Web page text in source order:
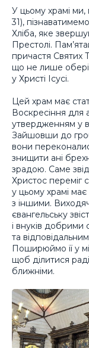
У цьому храмі ми,
31),
Хліба, яке
Престолі.
причастя Святих
що не лише
у Христі Ісусі.
Цей храм має
Воскресіння для
утвердженням у
Зайшовши до
вони
знищити ані
зрадою. Саме
Христос переміг
у цьому храмі
з іншими.
євангельську
і внуків
та
Поширюймо її у
щоб ділитися
ближніми.